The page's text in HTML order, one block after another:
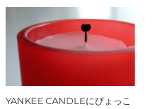
YANKEE CANDLEにぴょっこ